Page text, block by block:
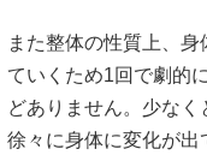
また整体の性質上、
ていくため1回で劇的
どありません。少な
徐々に身体に変化が出